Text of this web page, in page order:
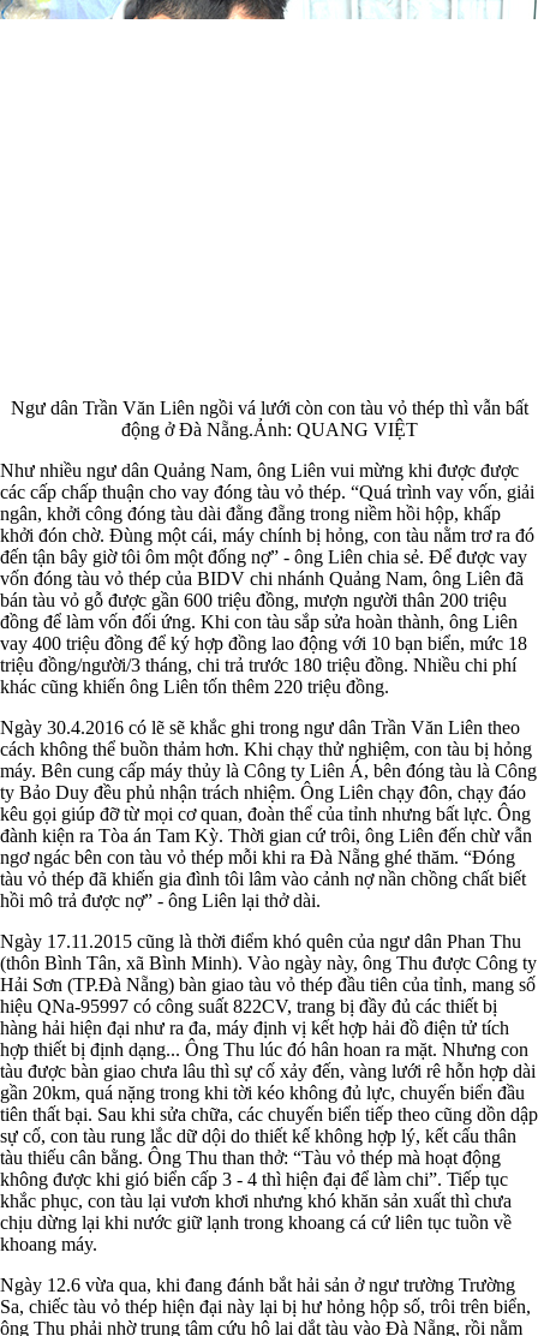
Ngư dân Trần Văn Liên ngồi vá lưới còn con tàu vỏ thép thì vẫn bất
động ở Đà Nẵng.Ảnh: QUANG VIỆT
Như nhiều ngư dân Quảng Nam, ông Liên vui mừng khi được được
các cấp chấp thuận cho vay đóng tàu vỏ thép. “Quá trình vay vốn, giải
ngân, khởi công đóng tàu dài đằng đẵng trong niềm hồi hộp, khấp
khởi đón chờ. Đùng một cái, máy chính bị hỏng, con tàu nằm trơ ra đó
đến tận bây giờ tôi ôm một đống nợ” - ông Liên chia sẻ. Để được vay
vốn đóng tàu vỏ thép của BIDV chi nhánh Quảng Nam, ông Liên đã
bán tàu vỏ gỗ được gần 600 triệu đồng, mượn người thân 200 triệu
đồng để làm vốn đối ứng. Khi con tàu sắp sửa hoàn thành, ông Liên
vay 400 triệu đồng để ký hợp đồng lao động với 10 bạn biển, mức 18
triệu đồng/người/3 tháng, chi trả trước 180 triệu đồng. Nhiều chi phí
khác cũng khiến ông Liên tốn thêm 220 triệu đồng.
Ngày 30.4.2016 có lẽ sẽ khắc ghi trong ngư dân Trần Văn Liên theo
cách không thể buồn thảm hơn. Khi chạy thử nghiệm, con tàu bị hỏng
máy. Bên cung cấp máy thủy là Công ty Liên Á, bên đóng tàu là Công
ty Bảo Duy đều phủ nhận trách nhiệm. Ông Liên chạy đôn, chạy đáo
kêu gọi giúp đỡ từ mọi cơ quan, đoàn thể của tỉnh nhưng bất lực. Ông
đành kiện ra Tòa án Tam Kỳ. Thời gian cứ trôi, ông Liên đến chừ vẫn
ngơ ngác bên con tàu vỏ thép mỗi khi ra Đà Nẵng ghé thăm. “Đóng
tàu vỏ thép đã khiến gia đình tôi lâm vào cảnh nợ nần chồng chất biết
hồi mô trả được nợ” - ông Liên lại thở dài.
Ngày 17.11.2015 cũng là thời điểm khó quên của ngư dân Phan Thu
(thôn Bình Tân, xã Bình Minh). Vào ngày này, ông Thu được Công ty
Hải Sơn (TP.Đà Nẵng) bàn giao tàu vỏ thép đầu tiên của tỉnh, mang số
hiệu QNa-95997 có công suất 822CV, trang bị đầy đủ các thiết bị
hàng hải hiện đại như ra đa, máy định vị kết hợp hải đồ điện tử tích
hợp thiết bị định dạng... Ông Thu lúc đó hân hoan ra mặt. Nhưng con
tàu được bàn giao chưa lâu thì sự cố xảy đến, vàng lưới rê hỗn hợp dài
gần 20km, quá nặng trong khi tời kéo không đủ lực, chuyến biển đầu
tiên thất bại. Sau khi sửa chữa, các chuyến biển tiếp theo cũng dồn dập
sự cố, con tàu rung lắc dữ dội do thiết kế không hợp lý, kết cấu thân
tàu thiếu cân bằng. Ông Thu than thở: “Tàu vỏ thép mà hoạt động
không được khi gió biển cấp 3 - 4 thì hiện đại để làm chi”. Tiếp tục
khắc phục, con tàu lại vươn khơi nhưng khó khăn sản xuất thì chưa
chịu dừng lại khi nước giữ lạnh trong khoang cá cứ liên tục tuồn về
khoang máy.
Ngày 12.6 vừa qua, khi đang đánh bắt hải sản ở ngư trường Trường
Sa, chiếc tàu vỏ thép hiện đại này lại bị hư hỏng hộp số, trôi trên biển,
ông Thu phải nhờ trung tâm cứu hộ lai dắt tàu vào Đà Nẵng, rồi nằm